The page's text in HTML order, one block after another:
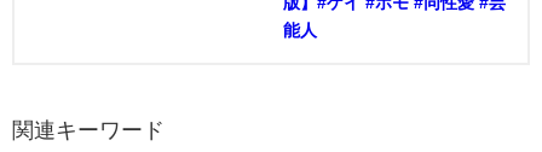
能人
関連キーワード